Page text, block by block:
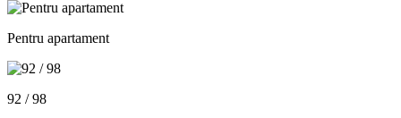
Pentru apartament
92 / 98